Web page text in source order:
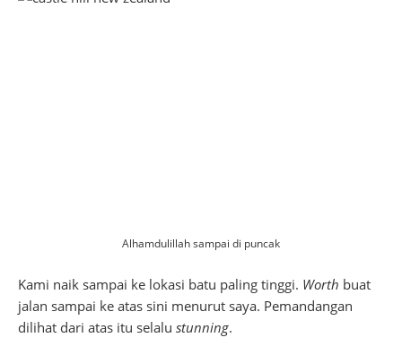
Alhamdulillah sampai di puncak
Kami naik sampai ke lokasi batu paling tinggi. Worth buat
jalan sampai ke atas sini menurut saya. Pemandangan
dilihat dari atas itu selalu stunning.